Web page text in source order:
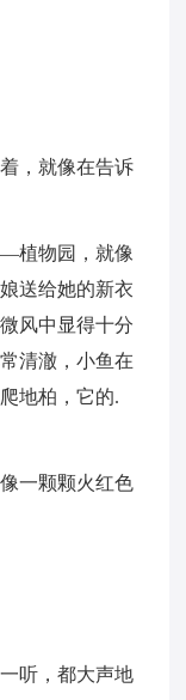
，就像在告诉
植物园，就像
送给她的新衣
风中显得十分
清澈，小鱼在
地柏，它的.
一颗颗火红色
听，都大声地